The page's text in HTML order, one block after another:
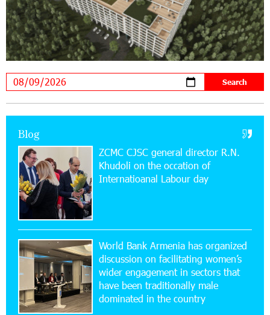
16:54:53 30-07-2026
Rate.Trading Platform at Seaside Startup
Summit: IDBank Introduces an Innovative
Solution
Ucom’s Sales and Service Center Reopens at
24/2 Shahumyan Street in Ararat
19:04:38 23-07-2026
Scholarship recipients of the “Armenian
Academy and Pärnu Music Festival in Estonia, representing
Armenia on the international stage
11:53:39 23-07-2026
Ucom Supports the Installation of a 15 kW Solar
Power Plant at the Vayk Sports School
Blog
ZCMC CJSC general director R.N.
Khudoli on the օccation of
Internatioanal Labour day
World Bank Armenia has organized
discussion on facilitating women’s
wider engagement in sectors that
have been traditionally male
dominated in the country